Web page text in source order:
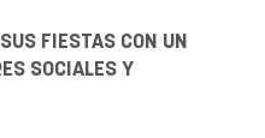
FIESTAS CON UN
SOCIALES Y